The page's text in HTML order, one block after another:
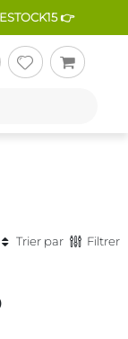
👉
Trier par
Filtrer